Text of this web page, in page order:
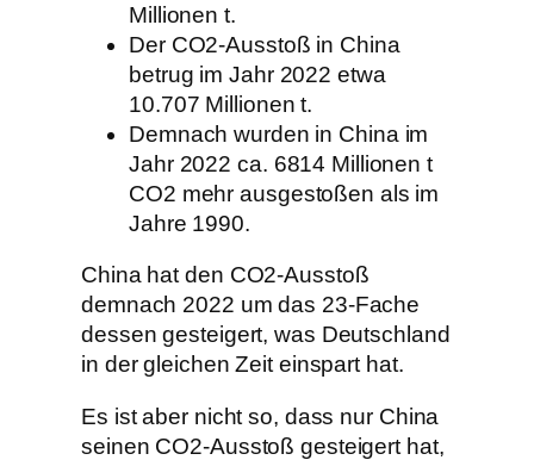
Millionen t.
Der CO2-Ausstoß in China
betrug im Jahr 2022 etwa
10.707 Millionen t.
Demnach wurden in China im
Jahr 2022 ca. 6814 Millionen t
CO2 mehr ausgestoßen als im
Jahre 1990.
China hat den CO2-Ausstoß
demnach 2022 um das 23-Fache
dessen gesteigert, was Deutschland
in der gleichen Zeit einspart hat.
Es ist aber nicht so, dass nur China
seinen CO2-Ausstoß gesteigert hat,